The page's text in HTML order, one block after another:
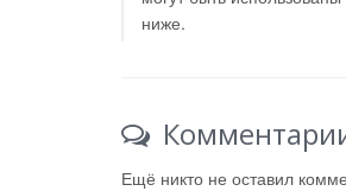
ниже.
Ещё никто не оставил